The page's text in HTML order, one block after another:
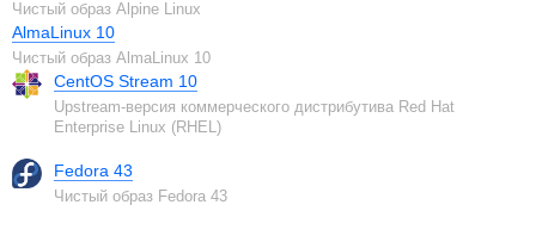
Чистый образ Alpine Linux
AlmaLinux 10
Чистый образ AlmaLinux 10
CentOS Stream 10
Upstream-версия коммерческого дистрибутива Red Hat
Enterprise Linux (RHEL)
Fedora 43
Чистый образ Fedora 43